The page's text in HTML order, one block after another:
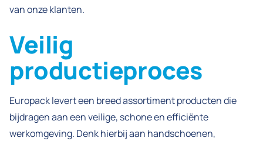
van onze klanten.
Veilig
productieproces
Europack levert een breed assortiment producten die
bijdragen aan een veilige, schone en efficiënte
werkomgeving. Denk hierbij aan handschoenen,